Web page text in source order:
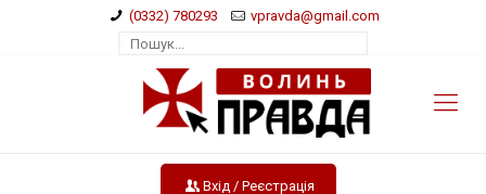
(0332) 780293 vpravda@gmail.com
Вхід / Реєстрація